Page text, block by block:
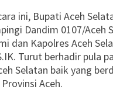
ini, Bupati Aceh
Dandim 0107/Aceh
dan Kapolres Aceh
Turut berhadir pula
Selatan baik yang
Aceh.